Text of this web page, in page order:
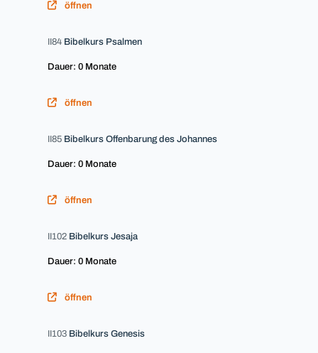
öffnen
II84 Bibelkurs Psalmen
Dauer: 0 Monate
öffnen
II85 Bibelkurs Offenbarung des Johannes
Dauer: 0 Monate
öffnen
II102 Bibelkurs Jesaja
Dauer: 0 Monate
öffnen
II103 Bibelkurs Genesis